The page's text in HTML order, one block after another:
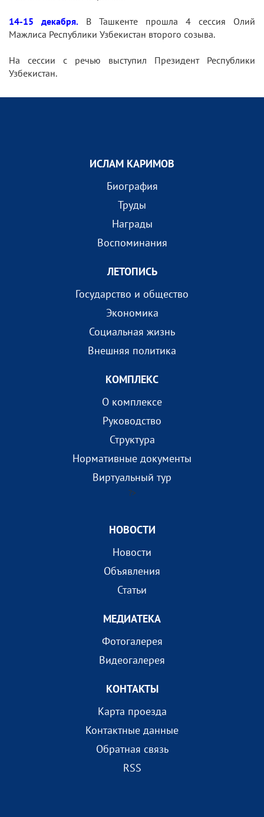
14-15 декабря. В Ташкенте прошла 4 сессия Олий
Мажлиса Республики Узбекистан второго созыва.
На сессии с речью выступил Президент Республики
Узбекистан.
ИСЛАМ КАРИМОВ
Биография
Труды
Награды
Воспоминания
ЛЕТОПИСЬ
Государство и общество
Экономика
Социальная жизнь
Внешняя политика
КОМПЛEКС
О комплексе
Руководство
Структура
Нормативные документы
Виртуальный тур
?>
НОВОСТИ
Новости
Объявления
Статьи
МEДИАТEКА
Фотогалерея
Видеогалерея
КОНТАКТЫ
Карта проезда
Контактные данные
Обратная связь
RSS